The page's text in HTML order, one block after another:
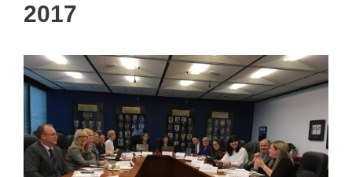
2017